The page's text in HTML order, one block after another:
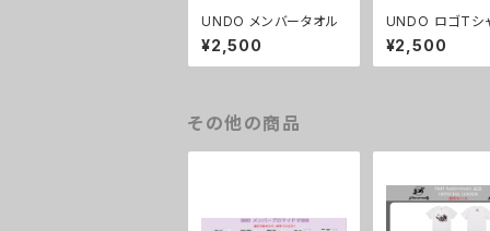
UNDO メンバータオル
¥2,500
UNDO ロゴTシ
サイズ)
¥2,500
その他の商品